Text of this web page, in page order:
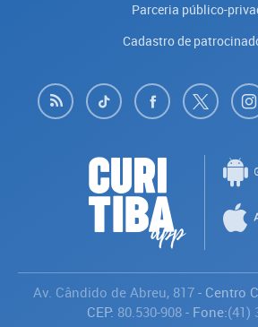
Parceria público-
Cadastro de
Av. Cândido de Abreu, 817- Centro
CEP: 80.530-908- Fone:(41)